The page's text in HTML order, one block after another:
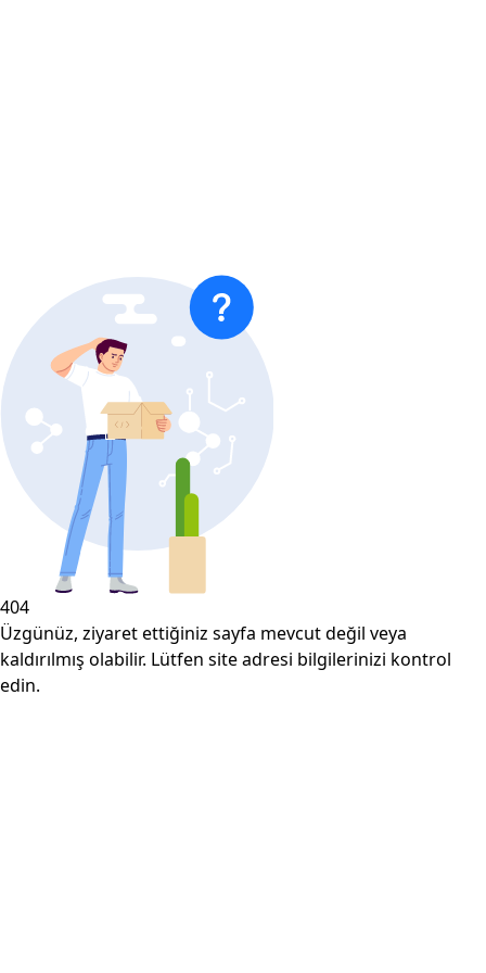
404
Üzgünüz, ziyaret ettiğiniz sayfa mevcut değil veya
kaldırılmış olabilir. Lütfen site adresi bilgilerinizi kontrol
edin.